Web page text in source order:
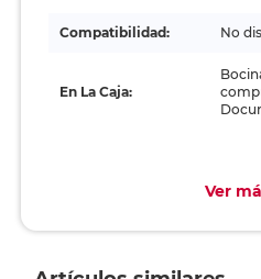
Compatibilidad: No
En La Caja:
Ver